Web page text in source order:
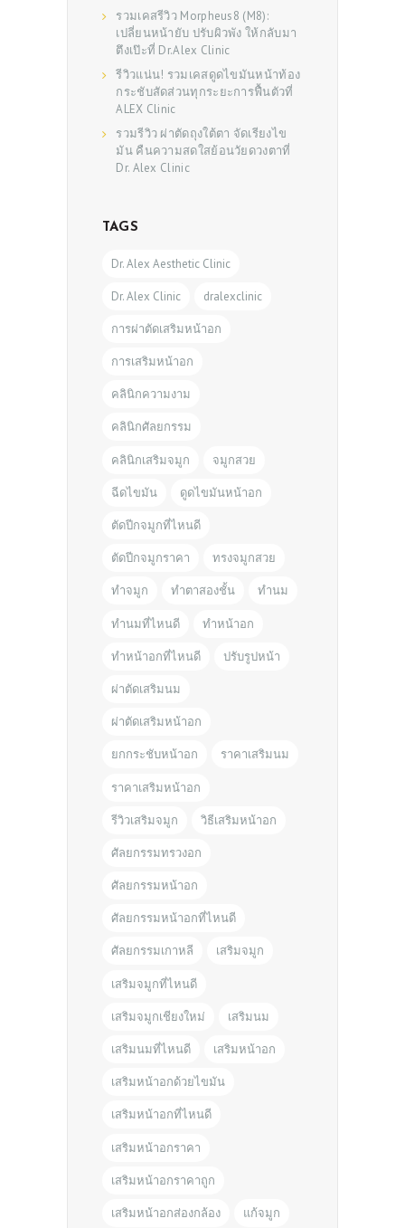
รวมเคสรีวิว Morpheus8 (M8):
เปลี่ยนหน้ายับ ปรับผิวพัง ให้กลับมา
ตึงเป๊ะที่ Dr.Alex Clinic
รีวิวแน่น! รวมเคสดูดไขมันหน้าท้อง
กระชับสัดส่วนทุกระยะการฟื้นตัวที่
ALEX Clinic
รวมรีวิว ผ่าตัดถุงใต้ตา จัดเรียงไข
มัน คืนความสดใสย้อนวัยดวงตาที่
Dr. Alex Clinic
TAGS
Dr. Alex Aesthetic Clinic
Dr. Alex Clinic dralexclinic
การผ่าตัดเสริมหน้าอก
การเสริมหน้าอก
คลินิกความงาม
คลินิกศัลยกรรม
คลินิกเสริมจมูก จมูกสวย
ฉีดไขมัน ดูดไขมันหน้าอก
ตัดปีกจมูกที่ไหนดี
ตัดปีกจมูกราคา ทรงจมูกสวย
ทำจมูก ทำตาสองชั้น ทำนม
ทำนมที่ไหนดี ทำหน้าอก
ทำหน้าอกที่ไหนดี ปรับรูปหน้า
ผ่าตัดเสริมนม
ผ่าตัดเสริมหน้าอก
ยกกระชับหน้าอก ราคาเสริมนม
ราคาเสริมหน้าอก
รีวิวเสริมจมูก วิธีเสริมหน้าอก
ศัลยกรรมทรวงอก
ศัลยกรรมหน้าอก
ศัลยกรรมหน้าอกที่ไหนดี
ศัลยกรรมเกาหลี เสริมจมูก
เสริมจมูกที่ไหนดี
เสริมจมูกเชียงใหม่ เสริมนม
เสริมนมที่ไหนดี เสริมหน้าอก
เสริมหน้าอกด้วยไขมัน
เสริมหน้าอกที่ไหนดี
เสริมหน้าอกราคา
เสริมหน้าอกราคาถูก
เสริมหน้าอกส่องกล้อง แก้จมูก